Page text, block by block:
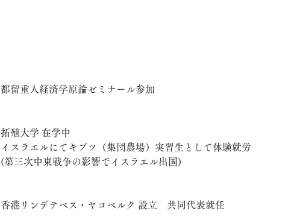
都留重人経済学原論ゼミナール参加
拓殖大学 在学中
イスラエルにてキブツ（集団農場）実習生として体験就労
(第三次中東戦争の影響でイスラエル出国)
香港リンデテベス・ヤコベルク 設立 共同代表就任